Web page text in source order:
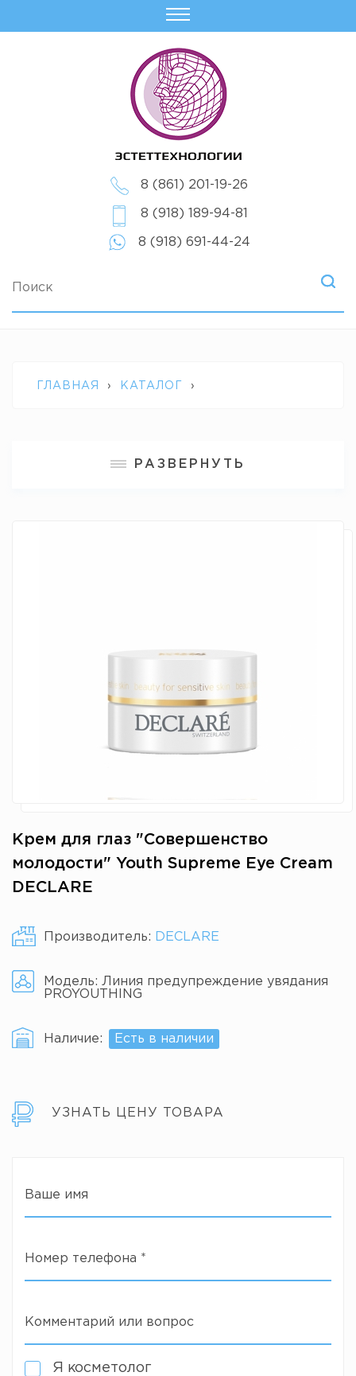
8 (861) 201-19-26
8 (918) 189-94-81
8 (918) 691-44-24
ГЛАВНАЯ › КАТАЛОГ ›
РАЗВЕРНУТЬ
Крем для глаз "Совершенство
молодости" Youth Supreme Eye Cream
DECLARE
Производитель: DECLARE
Модель: Линия предупреждение увядания
PROYOUTHING
Наличие: Есть в наличии
УЗНАТЬ ЦЕНУ ТОВАРА
Ваше имя
Номер телефона *
Комментарий или вопрос
Я косметолог